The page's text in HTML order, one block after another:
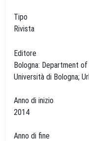
Tipo
Rivista
Editore
Bologna: Department
Anno di inizio
Anno di fine